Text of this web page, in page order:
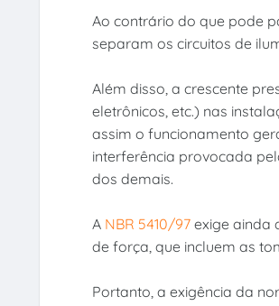
Ao contrário do que pode
separam os circuitos de
Além disso, a crescente
eletrônicos, etc.) nas
assim o funcionamento
interferência provocada
dos demais.
A NBR 5410/97exige ainda
de força, que incluem as
Portanto, a exigência da